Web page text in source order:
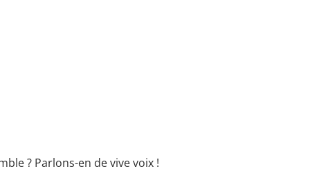
? Parlons-en de vive voix !